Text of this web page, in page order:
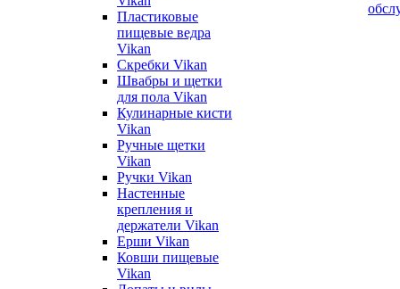
Пластиковые
пищевые ведра
Vikan
Скребки Vikan
Швабры и щетки
для пола Vikan
Кулинарные кисти
Vikan
Ручные щетки
Vikan
Ручки Vikan
Настенные
крепления и
держатели Vikan
Ерши Vikan
Ковши пищевые
Vikan